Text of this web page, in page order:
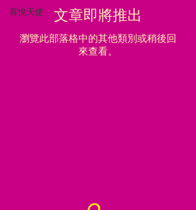
喜悅天使
文章即將推出
瀏覽此部落格中的其他類別或稍後回
來查看。